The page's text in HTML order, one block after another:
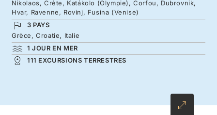
d’août, partez sur les traces des origines des
Jeux olympiques avant de traverser
l’Adriatique, entre les remparts spectaculaires
de Dubrovnik dignes d’un décor de cinéma, les
Nikolaos, Crète, Katákolo (Olympie), Corfou, Dubrovnik,
Hvar, Ravenne, Rovinj, Fusina (Venise)
3 PAYS
Grèce, Croatie, Italie
1 JOUR EN MER
111 EXCURSIONS TERRESTRES